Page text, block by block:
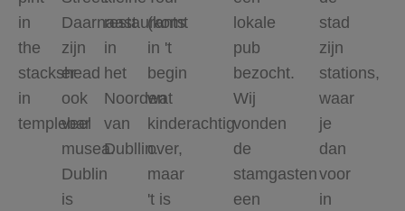
in
the
stackshead
in
templebar
Daarnaast
zijn
er
ook
veel
musea.
Dublin
is
restaurants
in
het
Noorden
van
Dubllin.
(komt
in 't
begin
wat
kinderachtig
over,
maar
't is
lokale
pub
bezocht.
Wij
vonden
de
stamgasten
een
stad
zijn
stations,
waar
je
dan
voor
in